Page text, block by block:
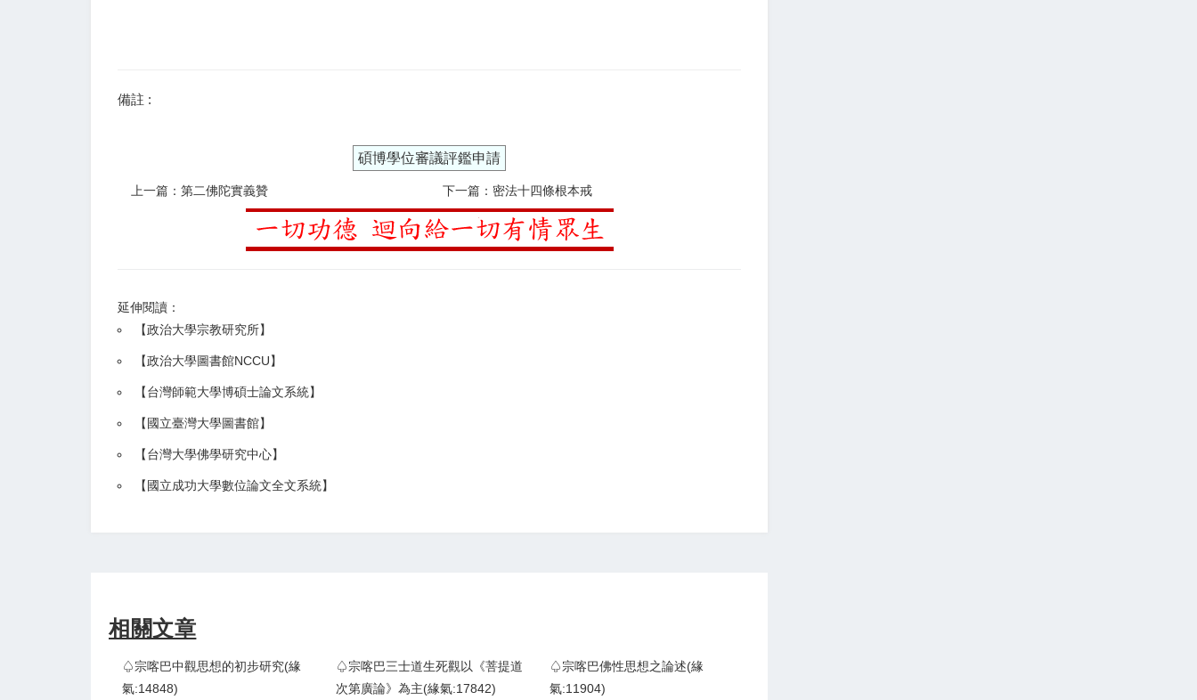
備註 :
碩博學位審議評鑑申請
上一篇：第二佛陀實義贊 下一篇：密法十四條根本戒
延伸閱讀：
【政治大學宗教研究所】
【政治大學圖書館NCCU】
【台灣師範大學博碩士論文系統】
【 國立臺灣大學圖書館】
【台灣大學佛學研究中心】
【 國立成功大學數位論文全文系統】
相關文章
♤宗喀巴中觀思想的初步研究(緣
氣:14848)
♤宗喀巴三士道生死觀以《菩提道
次第廣論》為主(緣氣:17842)
♤宗喀巴佛性思想之論述(緣
氣:11904)